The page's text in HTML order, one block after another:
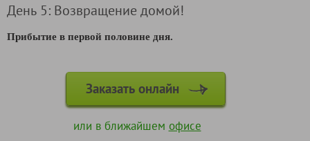
День 5: Возвращение домой!
Прибытие в первой половине дня.
Заказать онлайн
или в ближайшем офисе